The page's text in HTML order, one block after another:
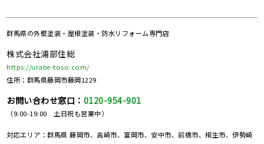
群馬県の外壁塗装・屋根塗装・防水リフォーム専門店
株式会社浦部住総
https://urabe-toso.com/
住所：群馬県藤岡市藤岡1229
お問い合わせ窓口： 0120-954-901
（9:00-19:00 土日祝も営業中）
対応エリア：群馬県 藤岡市、高崎市、富岡市、安中市、前橋市、桐生市、伊勢崎